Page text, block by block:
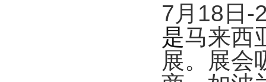
7 月 18 日 -
是马来西
展。展会